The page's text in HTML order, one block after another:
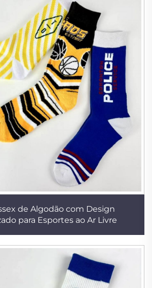
de Algodão com Design
para Esportes ao Ar Livre